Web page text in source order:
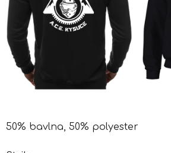
50% bavlna, 50% polyester